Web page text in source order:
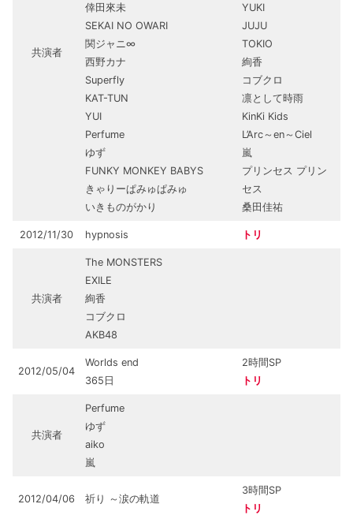
共演者
倖田來未
SEKAI NO OWARI
関ジャニ∞
西野カナ
Superfly
KAT-TUN
YUI
Perfume
ゆず
FUNKY MONKEY BABYS
きゃりーぱみゅぱみゅ
いきものがかり
YUKI
JUJU
TOKIO
絢香
コブクロ
凛として時雨
KinKi Kids
L’Arc～en～Ciel
嵐
プリンセス プリン
セス
桑田佳祐
2012/11/30 hypnosis トリ
共演者
The MONSTERS
EXILE
絢香
コブクロ
AKB48
2012/05/04
Worlds end
365日
2時間SP
トリ
共演者
Perfume
ゆず
aiko
嵐
2012/04/06 祈り ～涙の軌道
3時間SP
トリ